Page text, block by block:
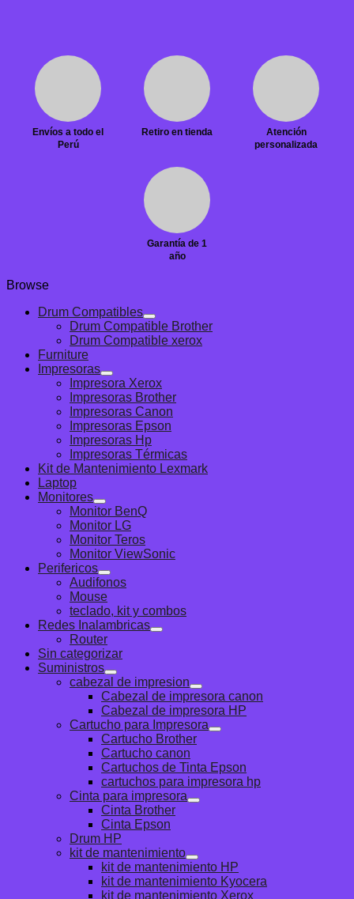
Envíos a todo el
Perú
Retiro en tienda
Atención
personalizada
Garantía de 1
año
Browse
Drum Compatibles
Drum Compatible Brother
Drum Compatible xerox
Furniture
Impresoras
Impresora Xerox
Impresoras Brother
Impresoras Canon
Impresoras Epson
Impresoras Hp
Impresoras Térmicas
Kit de Mantenimiento Lexmark
Laptop
Monitores
Monitor BenQ
Monitor LG
Monitor Teros
Monitor ViewSonic
Perifericos
Audifonos
Mouse
teclado, kit y combos
Redes Inalambricas
Router
Sin categorizar
Suministros
cabezal de impresion
Cabezal de impresora canon
Cabezal de impresora HP
Cartucho para Impresora
Cartucho Brother
Cartucho canon
Cartuchos de Tinta Epson
cartuchos para impresora hp
Cinta para impresora
Cinta Brother
Cinta Epson
Drum HP
kit de mantenimiento
kit de mantenimiento HP
kit de mantenimiento Kyocera
kit de mantenimiento Xerox